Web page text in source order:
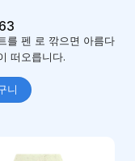
를 펜 로 깎으면 아름다
떠오릅니다.
니